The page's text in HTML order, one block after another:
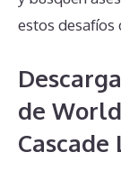
estos desafíos
de
Cascade